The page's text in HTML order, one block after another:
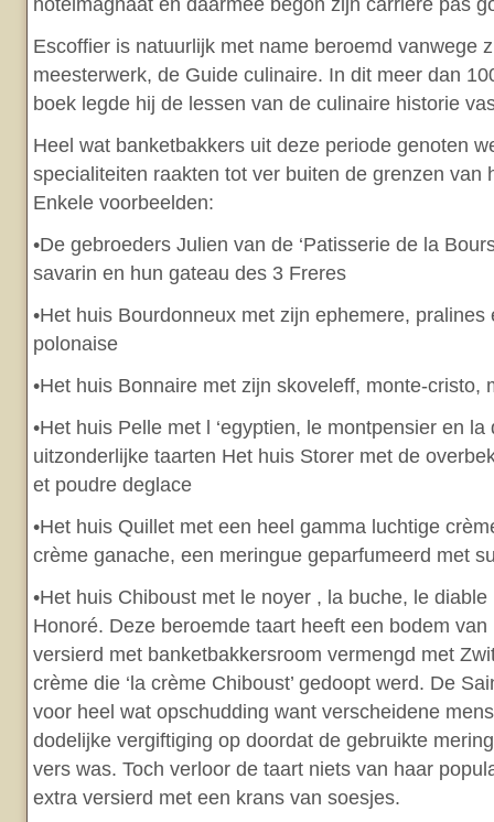
hotelmagnaat en daarmee begon zijn carrière pas
Escoffier is natuurlijk met name beroemd vanwege
meesterwerk, de Guide culinaire. In dit meer dan
boek legde hij de lessen van de culinaire historie
Heel wat banketbakkers uit deze periode genoten
specialiteiten raakten tot ver buiten de grenzen van
Enkele voorbeelden:
•De gebroeders Julien van de ‘Patisserie de la
savarin en hun gateau des 3 Freres
•Het huis Bourdonneux met zijn ephemere, pralines
polonaise
•Het huis Bonnaire met zijn skoveleff, monte-cristo,
•Het huis Pelle met l ‘egyptien, le montpensier en la
uitzonderlijke taarten Het huis Storer met de
et poudre deglace
•Het huis Quillet met een heel gamma luchtige
crème ganache, een meringue geparfumeerd met
•Het huis Chiboust met le noyer , la buche, le
Honoré. Deze beroemde taart heeft een bodem
versierd met banketbakkersroom vermengd met
crème die ‘la crème Chiboust’ gedoopt werd. De
voor heel wat opschudding want verscheidene
dodelijke vergiftiging op doordat de gebruikte
vers was. Toch verloor de taart niets van haar
extra versierd met een krans van soesjes.